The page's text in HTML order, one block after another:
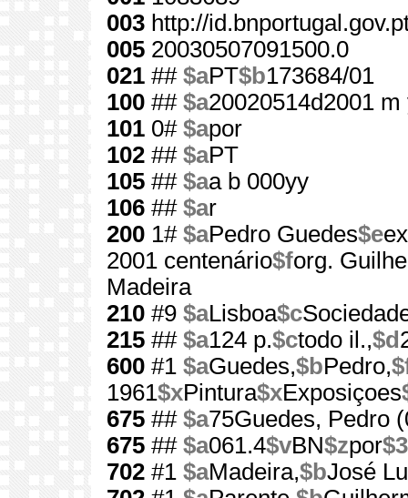
003 http://
005 20030507091500.0
021 ## $aPT$b173684/01
100 ## $a20020514d2001
101 0# $apor
102 ## $aPT
105 ## $aa b 000yy
106 ## $ar
200 1# $aPedro Guedes$e
2001 centenário$forg.
Madeira
210 #9 $aLisboa$c
215 ## $a124 p.$ctodo il.,$d
600 #1 $aGuedes,$bPedro,
1961$xPintura$xExposiçoes
675 ## $a75Guedes, Pedro
675 ## $a061.4$vBN$zpor$3
702 #1 $aMadeira,$bJosé